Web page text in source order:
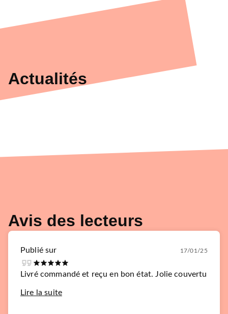
Actualités
Avis des lecteurs
Publié sur 17/01/25
Livré commandé et reçu en bon état. Jolie couvertu
Lire la suite